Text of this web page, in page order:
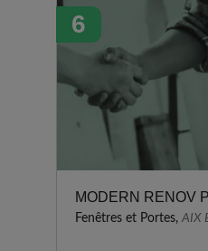
6
MODERN RENOV
Fenêtres et Portes, AIX